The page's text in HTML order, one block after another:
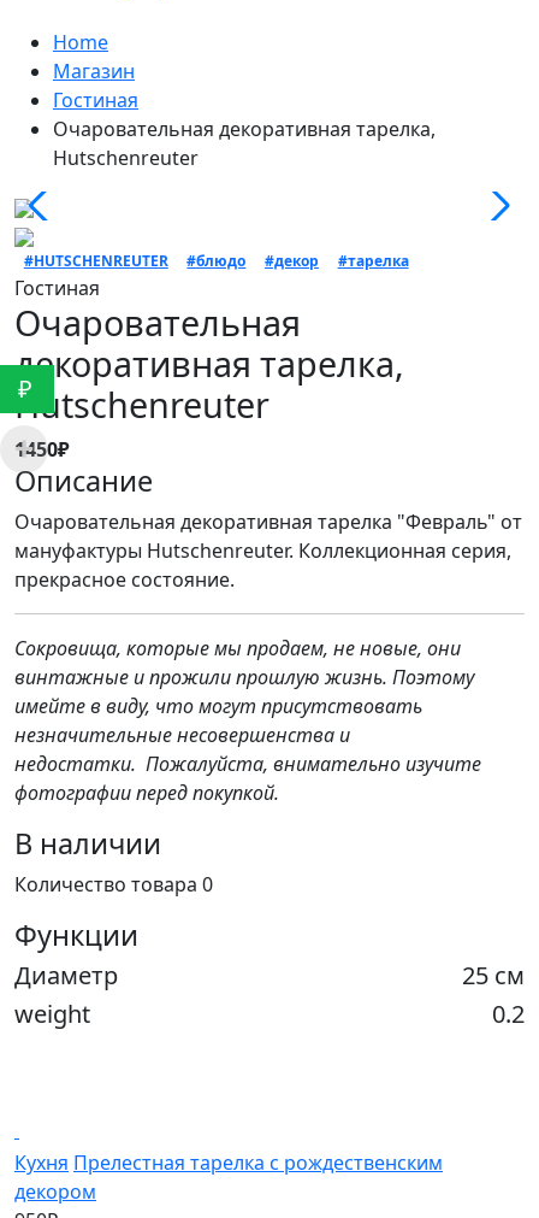
Home
Магазин
Гостиная
Очаровательная декоративная тарелка,
Hutschenreuter
#HUTSCHENREUTER #блюдо #декор #тарелка
Гостиная
Очаровательная
декоративная тарелка,
Hutschenreuter
1450₽
Описание
Очаровательная декоративная тарелка "Февраль" от
мануфактуры Hutschenreuter. Коллекционная серия,
прекрасное состояние.
Сокровища, которые мы продаем, не новые, они
винтажные и прожили прошлую жизнь. Поэтому
имейте в виду, что могут присутствовать
незначительные несовершенства и
недостатки. Пожалуйста, внимательно изучите
фотографии перед покупкой.
В наличии
Количество товара 0
Функции
Диаметр
25 см
weight
0.2
Кухня Прелестная тарелка с рождественским
декором
₽